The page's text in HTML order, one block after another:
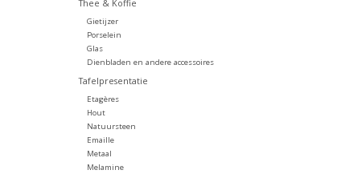
Thee & Koffie
Gietijzer
Porselein
Glas
Dienbladen en andere accessoires
Tafelpresentatie
Etagères
Hout
Natuursteen
Emaille
Metaal
Melamine